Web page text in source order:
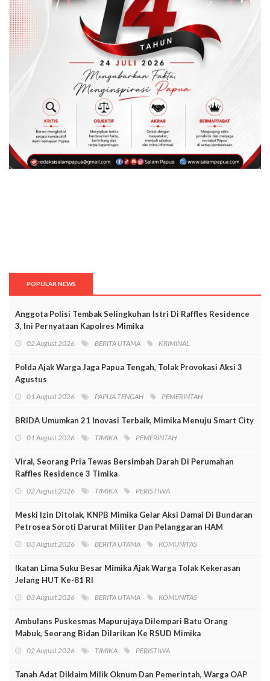
POPULAR NEWS
Anggota Polisi Tembak Selingkuhan Istri Di Raffles Residence
3, Ini Pernyataan Kapolres Mimika
02 August 2026 BERITA UTAMA KRIMINAL
Polda Ajak Warga Jaga Papua Tengah, Tolak Provokasi Aksi 3
Agustus
01 August 2026 PAPUA TENGAH PEMERINTAH
BRIDA Umumkan 21 Inovasi Terbaik, Mimika Menuju Smart City
01 August 2026 TIMIKA PEMERINTAH
Viral, Seorang Pria Tewas Bersimbah Darah Di Perumahan
Raffles Residence 3 Timika
02 August 2026 TIMIKA PERISTIWA
Meski Izin Ditolak, KNPB Mimika Gelar Aksi Damai Di Bundaran
Petrosea Soroti Darurat Militer Dan Pelanggaran HAM
03 August 2026 BERITA UTAMA KOMUNITAS
Ikatan Lima Suku Besar Mimika Ajak Warga Tolak Kekerasan
Jelang HUT Ke-81 RI
03 August 2026 BERITA UTAMA KOMUNITAS
Ambulans Puskesmas Mapurujaya Dilempari Batu Orang
Mabuk, Seorang Bidan Dilarikan Ke RSUD Mimika
02 August 2026 TIMIKA PERISTIWA
Tanah Adat Diklaim Milik Oknum Dan Pemerintah, Warga OAP